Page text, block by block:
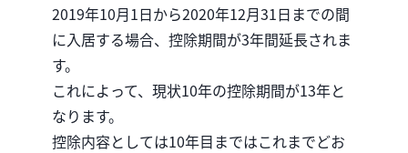
2019年10月1日から2020年12月31日までの間
に入居する場合、控除期間が3年間延長されま
す。
これによって、現状10年の控除期間が13年と
なります。
控除内容としては10年目まではこれまでどお